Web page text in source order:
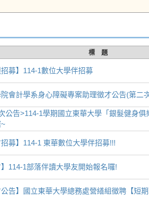
標 題
招募】114-1數位大學伴招募
會計學系身心障礙專案助理徵才公告(第二
公告>114-1學期國立東華大學「銀髮健身
招募】114-1 東華數位大學伴招募!!!
】114-1部落伴讀大學友開始報名囉!
公告】國立東華大學總務處營繕組徵聘【短